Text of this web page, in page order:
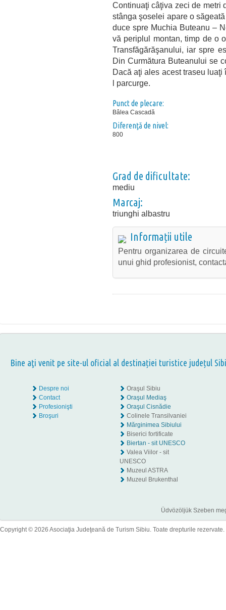
Continuaţi câţiva zeci de metri
stânga şoselei apare o
duce spre Muchia Buteanu –
vă periplul montan, timp de o
Transfăgărăşanului, iar spre
Din Curmătura Buteanului se
Dacă aţi ales acest traseu
l parcurge.
Punct de plecare:
Bâlea Cascadă
Diferenţă de nivel:
800
Grad de dificultate:
mediu
Marcaj:
triunghi albastru
Informații utile
Pentru organizarea de
unui ghid profesionist,
Bine aţi venit pe site-ul oficial al destinației turistice județul
Despre noi
Contact
Profesionişti
Broşuri
Oraşul Sibiu
Oraşul Mediaş
Oraşul Cisnădie
Colinele Transilvaniei
Mărginimea Sibiului
Biserici fortificate
Biertan - sit UNESCO
Valea Viilor - sit
UNESCO
Muzeul ASTRA
Muzeul Brukenthal
Üdvözöljük Szeben
Copyright © 2026 Asociaţia Judeţeană de Turism Sibiu. Toate drepturile rezervate.